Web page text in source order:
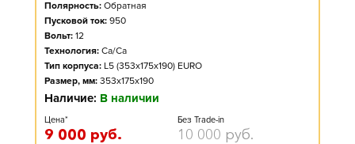
Полярность: Обратная
Пусковой ток: 950
Вольт: 12
Технология: Ca/Ca
Тип корпуса: L5 (353x175x190) EURO
Размер, мм: 353x175x190
Наличие: В наличии
Цена*
9 000 руб.
Без Trade-in
10 000 руб.